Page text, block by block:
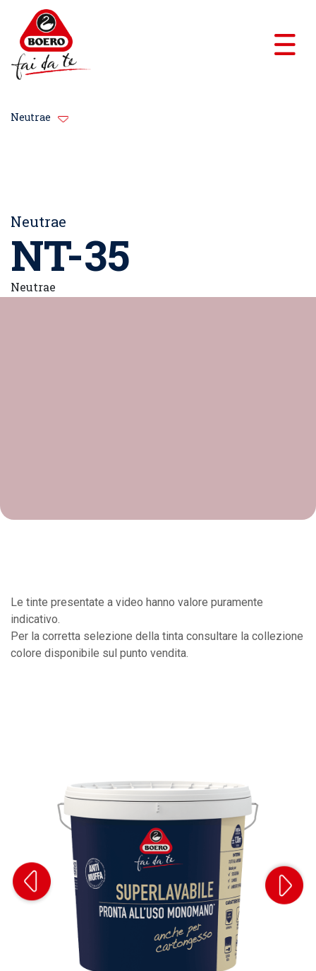
Neutrae
Neutrae
NT-35
Neutrae
Le tinte presentate a video hanno valore puramente
indicativo.
Per la corretta selezione della tinta consultare la collezione
colore disponibile sul punto vendita.